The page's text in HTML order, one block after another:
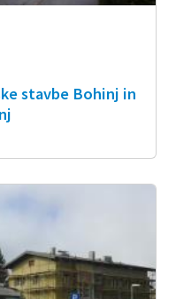
stavbe Bohinj in